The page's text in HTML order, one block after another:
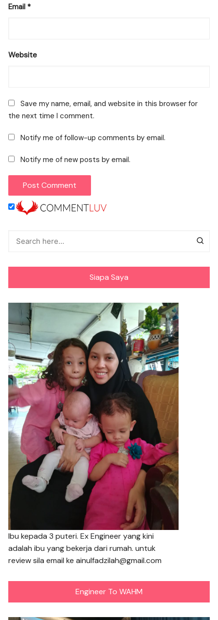
Email *
Website
Save my name, email, and website in this browser for
the next time I comment.
Notify me of follow-up comments by email.
Notify me of new posts by email.
Siapa Saya
Ibu kepada 3 puteri. Ex Engineer yang kini
adalah ibu yang bekerja dari rumah. untuk
review sila email ke ainulfadzilah@gmail.com
Engineer To WAHM